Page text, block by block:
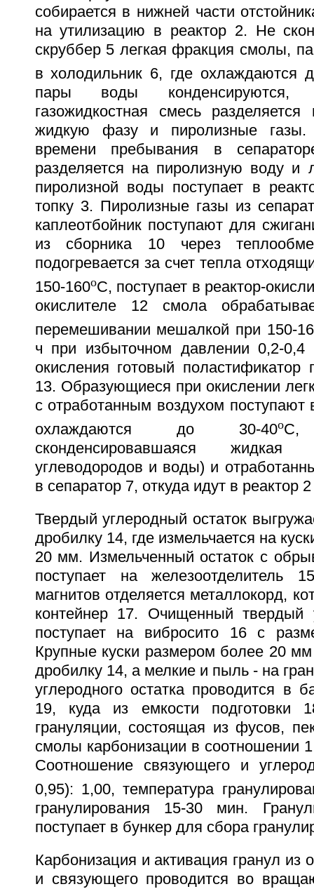
собирается в нижней части
на утилизацию в реактор 2. Не
скруббер 5 легкая фракция смолы,
в холодильник 6, где охлаждаются
пары воды конденсируются,
газожидкостная смесь
жидкую фазу и пиролизные
времени пребывания в
разделяется на пиролизную воду и
пиролизной воды поступает в
топку 3. Пиролизные газы из
каплеотбойник поступают для
из сборника 10 через
подогревается за счет тепла
150-160oC, поступает в реактор-
окислителе 12 смола
перемешивании мешалкой при 150-
ч при избыточном давлении 0,2-
окисления готовый поластификатор
13. Образующиеся при окислении
с отработанным воздухом поступают
охлаждаются до 30-40o
сконденсировавшаяся
углеводородов и воды) и
в сепаратор 7, откуда идут в реактор
Твердый углеродный остаток
дробилку 14, где измельчается на
20 мм. Измельченный остаток с
поступает на
магнитов отделяется металлокорд,
контейнер 17. Очищенный твердый
поступает на вибросито 16 с
Крупные куски размером более 20
дробилку 14, а мелкие и пыль - на
углеродного остатка проводится в
19, куда из емкости подготовки
грануляции, состоящая из фусов,
смолы карбонизации в соотношении
Соотношение связующего и
0,95): 1,00, температура
гранулирования 15-30 мин.
поступает в бункер для сбора
Карбонизация и активация гранул из
и связующего проводится во